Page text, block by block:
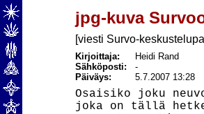
jpg-kuva
[viesti Survo-
Kirjoittaja:
Heidi Rand
Sähköposti: -
Päiväys:
5.7.2007 13:28
Osaisiko joku
joka on tällä